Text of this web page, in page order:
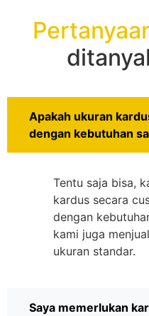
Apakah ukuran
dengan kebutuhan
Tentu saja bisa,
kardus secara
dengan
kami juga
ukuran standar.
Saya memerlukan